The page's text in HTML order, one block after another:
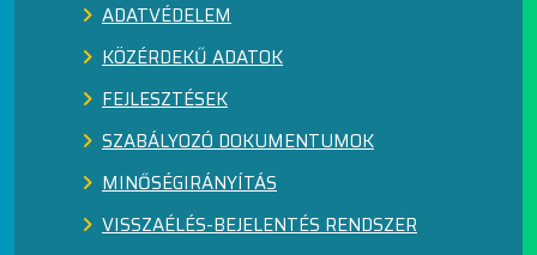
ADATVÉDELEM
KÖZÉRDEKŰ ADATOK
FEJLESZTÉSEK
SZABÁLYOZÓ DOKUMENTUMOK
MINŐSÉGIRÁNYÍTÁS
VISSZAÉLÉS-BEJELENTÉS RENDSZER